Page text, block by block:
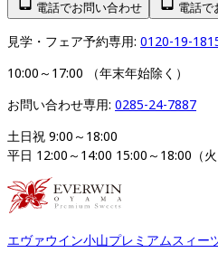
電話でお問い合わせ 電話で
見学・フェア予約専用: 0120-19-
10:00～17:00 （年末年始除く）
お問い合わせ専用: 0285-24-7887
土日祝 9:00～18:00
平日 12:00～14:00 15:00～18:00（
エヴァウイン小山プレミアムスィー